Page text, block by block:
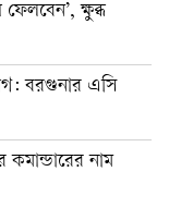
ক্ষুব্ধ
বরগুনার এসি
কমান্ডারের নাম